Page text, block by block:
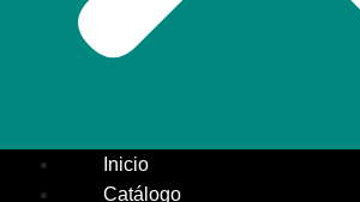
Inicio
Catálogo